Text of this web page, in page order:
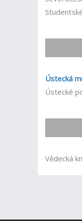
Ústecká
Ústecké
Vědecká